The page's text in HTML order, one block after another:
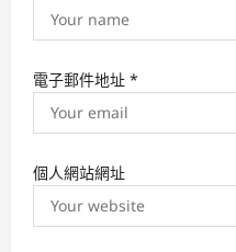
電子郵件地址 *
個人網站網址